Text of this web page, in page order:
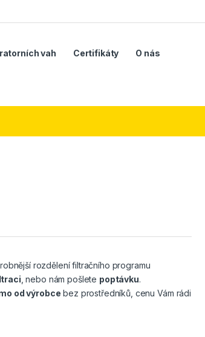
vah Certifikáty O nás
rozdělení filtračního programu
, nebo nám pošlete poptávku.
od výrobce bez prostředníků, cenu Vám rádi